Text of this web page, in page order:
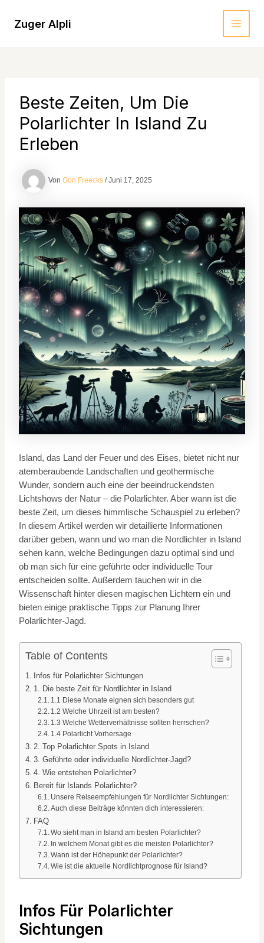
Inhalt
springen
Zuger Alpli
Beste Zeiten, Um Die
Polarlichter In Island Zu
Erleben
Von Gon Freecks /Juni 17, 2025
Island, das Land der Feuer und des Eises, bietet nicht nur
atemberaubende Landschaften und geothermische
Wunder, sondern auch eine der beeindruckendsten
Lichtshows der Natur – die Polarlichter. Aber wann ist die
beste Zeit, um dieses himmlische Schauspiel zu erleben?
In diesem Artikel werden wir detaillierte Informationen
darüber geben, wann und wo man die Nordlichter in Island
sehen kann, welche Bedingungen dazu optimal sind und
ob man sich für eine geführte oder individuelle Tour
entscheiden sollte. Außerdem tauchen wir in die
Wissenschaft hinter diesen magischen Lichtern ein und
bieten einige praktische Tipps zur Planung Ihrer
Polarlichter-Jagd.
Table of Contents
Infos für Polarlichter Sichtungen
1. Die beste Zeit für Nordlichter in Island
1.1 Diese Monate eignen sich besonders gut
1.2 Welche Uhrzeit ist am besten?
1.3 Welche Wetterverhältnisse sollten herrschen?
1.4 Polarlicht Vorhersage
2. Top Polarlichter Spots in Island
3. Geführte oder individuelle Nordlichter-Jagd?
4. Wie entstehen Polarlichter?
Bereit für Islands Polarlichter?
Unsere Reiseempfehlungen für Nordlichter Sichtungen:
Auch diese Beiträge könnten dich interessieren:
FAQ
Wo sieht man in Island am besten Polarlichter?
In welchem Monat gibt es die meisten Polarlichter?
Wann ist der Höhepunkt der Polarlichter?
Wie ist die aktuelle Nordlichtprognose für Island?
Infos Für Polarlichter
Sichtungen